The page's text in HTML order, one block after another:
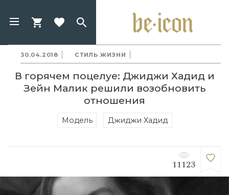
30.04.2018 СТИЛЬ ЖИЗНИ
В горячем поцелуе: Джиджи Хадид и
Зейн Малик решили возобновить
отношения
Модель Джиджи Хадид
11123